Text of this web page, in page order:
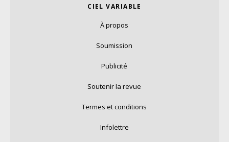
CIEL VARIABLE
À propos
Soumission
Publicité
Soutenir la revue
Termes et conditions
Infolettre